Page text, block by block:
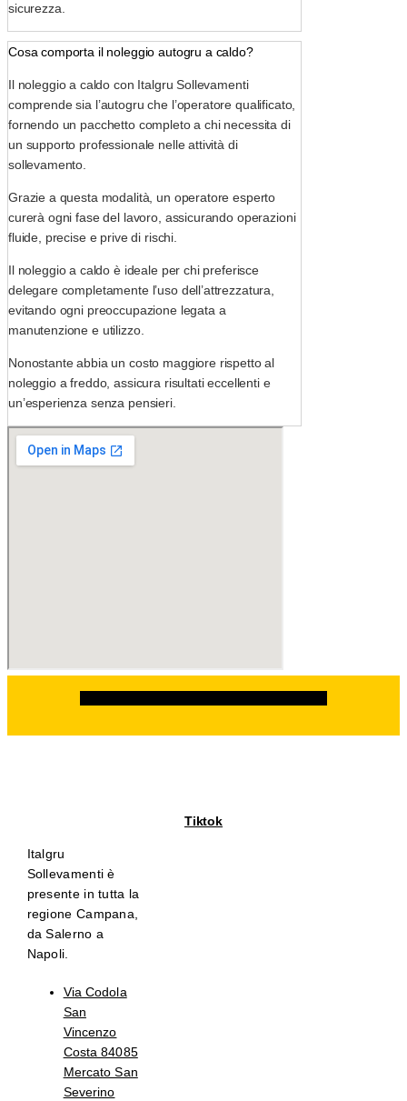
sicurezza.
Cosa comporta il noleggio autogru a caldo?
Il noleggio a caldo con Italgru Sollevamenti
comprende sia l’autogru che l’operatore qualificato,
fornendo un pacchetto completo a chi necessita di
un supporto professionale nelle attività di
sollevamento.
Grazie a questa modalità, un operatore esperto
curerà ogni fase del lavoro, assicurando operazioni
fluide, precise e prive di rischi.
Il noleggio a caldo è ideale per chi preferisce
delegare completamente l’uso dell’attrezzatura,
evitando ogni preoccupazione legata a
manutenzione e utilizzo.
Nonostante abbia un costo maggiore rispetto al
noleggio a freddo, assicura risultati eccellenti e
un’esperienza senza pensieri.
Tiktok
Italgru
Sollevamenti è
presente in tutta la
regione Campana,
da Salerno a
Napoli.
Via Codola
San
Vincenzo
Costa 84085
Mercato San
Severino